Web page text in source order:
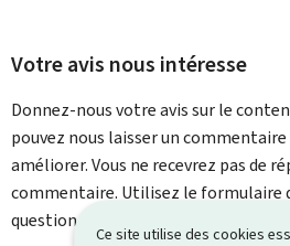
Ce site utilise des cookies
Votre avis nous intéresse
Donnez-nous votre avis sur le
pouvez nous laisser un commentaire
améliorer. Vous ne recevrez pas de
commentaire. Utilisez le formulaire
question particulière.